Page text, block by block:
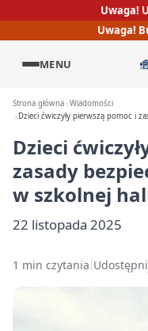
Uwaga!
Uwaga!
MENU
Strona główna Wiadomości
Dzieci ćwiczyły pierwszą pomoc i
Dzieci
zasady
w szkolnej
22 listopada 2025
1 min czytania